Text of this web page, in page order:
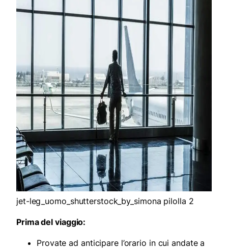
jet-leg_uomo_shutterstock_by_simona pilolla 2
Prima del viaggio:
Provate ad anticipare l’orario in cui andate a